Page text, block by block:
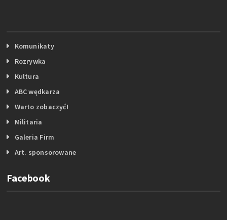
Komunikaty
Rozrywka
Kultura
ABC wędkarza
Warto zobaczyć!
Militaria
Galeria Firm
Art. sponsorowane
Facebook